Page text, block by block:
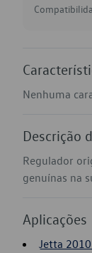
Nenhuma
Descrição
Regulador
genuínas na
Aplicações
Jetta